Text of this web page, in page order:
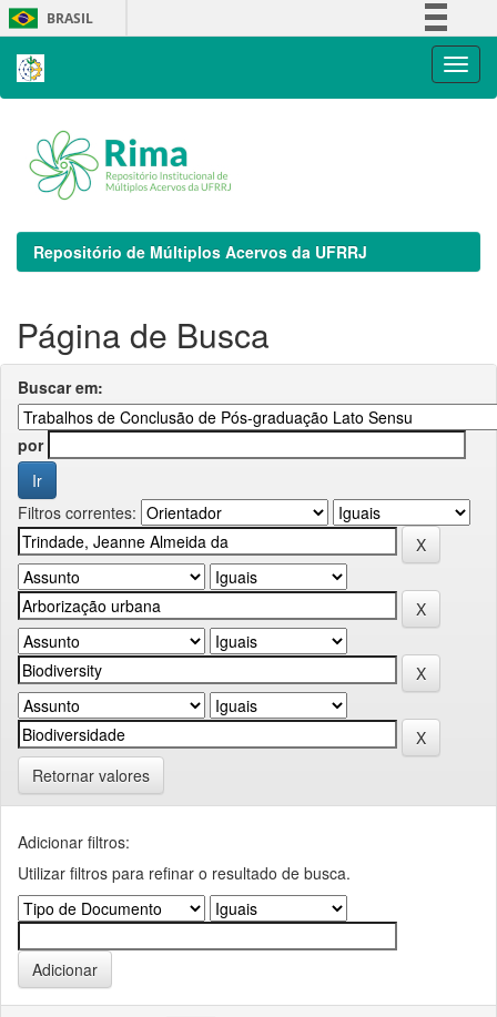
Skip
navigation
BRASIL
Repositório de Múltiplos Acervos da UFRRJ
Página de Busca
Buscar em:
por
Filtros correntes:
Retornar valores
Adicionar filtros:
Utilizar filtros para refinar o resultado de busca.